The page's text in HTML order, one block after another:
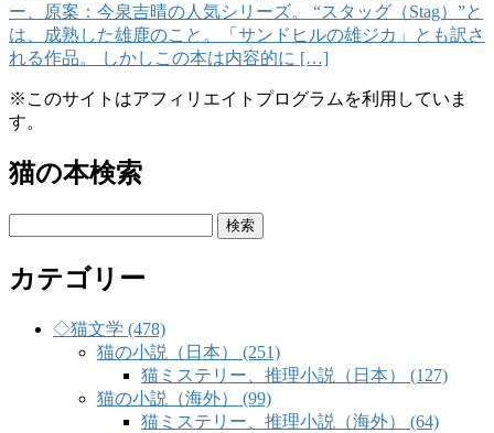
ー、原案：今泉吉晴の人気シリーズ。 “スタッグ（Stag）”と
は、成熟した雄鹿のこと。「サンドヒルの雄ジカ」とも訳さ
れる作品。 しかしこの本は内容的に […]
※このサイトはアフィリエイトプログラムを利用していま
す。
猫の本検索
カテゴリー
◇猫文学 (478)
猫の小説（日本） (251)
猫ミステリー、推理小説（日本） (127)
猫の小説（海外） (99)
猫ミステリー、推理小説（海外） (64)